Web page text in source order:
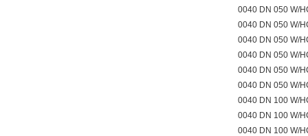
0040 DN 050 W/
0040 DN 050 W/
0040 DN 050 W/
0040 DN 050 W/
0040 DN 050 W/
0040 DN 050 W/
0040 DN 100 W/
0040 DN 100 W/
0040 DN 100 W/